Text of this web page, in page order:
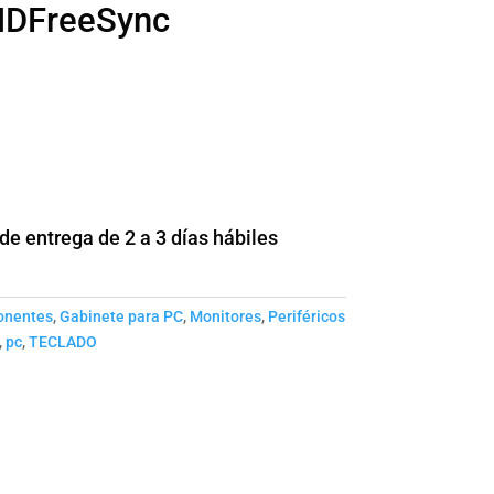
entrega de 2 a 3 días hábiles
,Gabinete para PC, Monitores, Periféricos
pc,TECLADO